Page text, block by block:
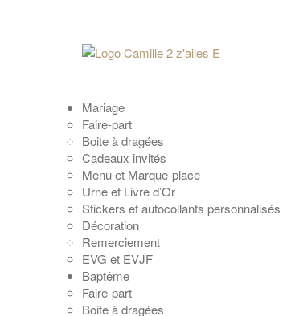
Mariage
Faire-part
Boite à dragées
Cadeaux invités
Menu et Marque-place
Urne et Livre d’Or
Stickers et autocollants personnalisés
Décoration
Remerciement
EVG et EVJF
Baptême
Faire-part
Boite à dragées